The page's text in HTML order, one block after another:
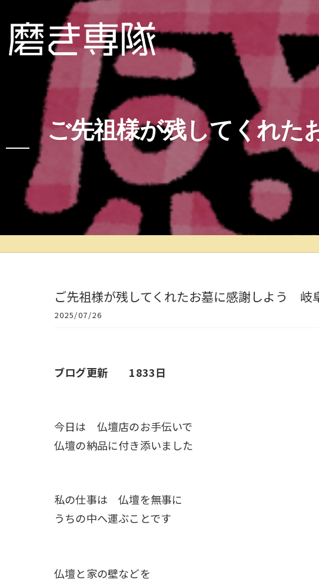
ご先祖様が残してくれ
ご先祖様が残してくれたお墓に感謝しよう 岐
2025/07/26
ブログ更新 1833日
今日は 仏壇店のお手伝いで
仏壇の納品に付き添いました
私の仕事は 仏壇を無事に
うちの中へ運ぶことです
仏壇と家の壁などを